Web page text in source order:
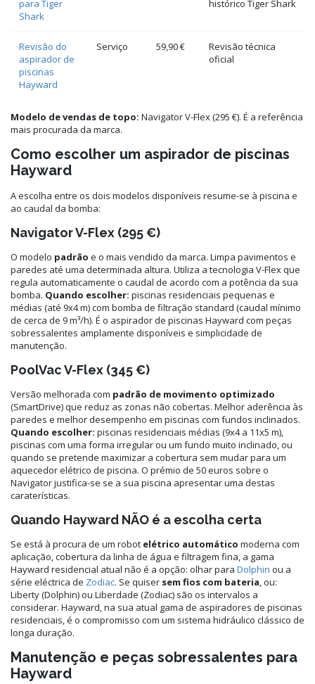
para Tiger
Shark
histórico Tiger Shark
Revisão do
aspirador de
piscinas
Hayward
Serviço 59,90 €
Revisão técnica
oficial
Modelo de vendas de topo: Navigator V-Flex (295 €). É a referência
mais procurada da marca.
Como escolher um aspirador de piscinas
Hayward
A escolha entre os dois modelos disponíveis resume-se à piscina e
ao caudal da bomba:
Navigator V-Flex (295 €)
O modelo padrão e o mais vendido da marca. Limpa pavimentos e
paredes até uma determinada altura. Utiliza a tecnologia V-Flex que
regula automaticamente o caudal de acordo com a potência da sua
bomba. Quando escolher: piscinas residenciais pequenas e
médias (até 9x4 m) com bomba de filtração standard (caudal mínimo
de cerca de 9 m³/h). É o aspirador de piscinas Hayward com peças
sobressalentes amplamente disponíveis e simplicidade de
manutenção.
PoolVac V-Flex (345 €)
Versão melhorada com padrão de movimento optimizado
(SmartDrive) que reduz as zonas não cobertas. Melhor aderência às
paredes e melhor desempenho em piscinas com fundos inclinados.
Quando escolher: piscinas residenciais médias (9x4 a 11x5 m),
piscinas com uma forma irregular ou um fundo muito inclinado, ou
quando se pretende maximizar a cobertura sem mudar para um
aquecedor elétrico de piscina. O prémio de 50 euros sobre o
Navigator justifica-se se a sua piscina apresentar uma destas
caraterísticas.
Quando Hayward NÃO é a escolha certa
Se está à procura de um robot elétrico automático moderna com
aplicação, cobertura da linha de água e filtragem fina, a gama
Hayward residencial atual não é a opção: olhar para Dolphin ou a
série eléctrica de Zodiac. Se quiser sem fios com bateria , ou:
Liberty (Dolphin) ou Liberdade (Zodiac) são os intervalos a
considerar. Hayward, na sua atual gama de aspiradores de piscinas
residenciais, é o compromisso com um sistema hidráulico clássico de
longa duração.
Manutenção e peças sobressalentes para
Hayward